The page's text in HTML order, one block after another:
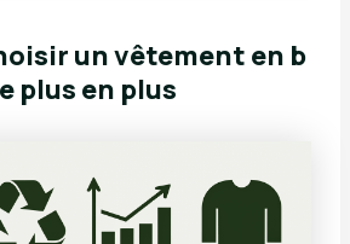
un vêtement en b
plus en plus